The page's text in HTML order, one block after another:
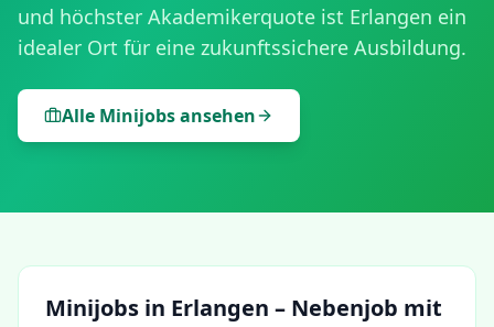
und höchster Akademikerquote ist Erlangen ein
idealer Ort für eine zukunftssichere Ausbildung.
Alle Minijobs ansehen
Minijobs in Erlangen – Nebenjob mit